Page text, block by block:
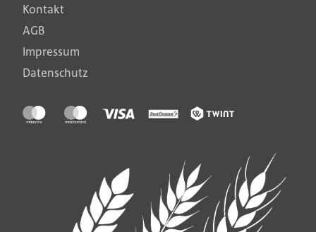
Kontakt
AGB
Impressum
Datenschutz